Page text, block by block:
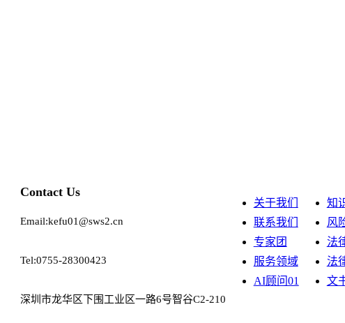
Contact Us
Email:kefu01@sws2.cn
Tel:0755-28300423
深圳市龙华区下围工业区一路6号智谷C2-210
关于我们
联系我们
专家团
服务领域
AI顾问01
知
风
法
法
文